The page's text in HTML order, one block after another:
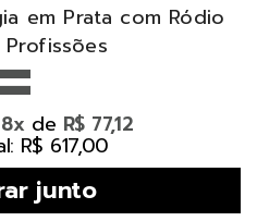
em Prata com Ródio
8x de R$ 77,12
R$ 617,00